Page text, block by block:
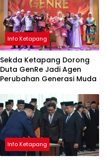
Info Ketapang
Sekda Ketapang Dorong
Duta GenRe Jadi Agen
Perubahan Generasi Muda
Info Ketapang